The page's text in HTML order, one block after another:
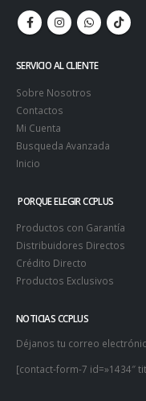
SERVICIO AL CLIENTE
Sobre Nosotros
Contactos
Mi Cuenta
Busqueda Avanzada
Inicio
PORQUE ELEGIR CCPLUS
Productos con Garantía
Distribuidores Directos
Crédito Directo
Productos Exclusivos
NOTICIAS CCPLUS
Déjanos tu correo
[contact-form-7 id=»1434″